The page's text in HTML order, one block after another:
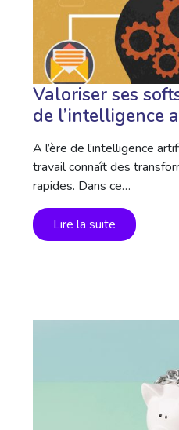
Valoriser ses
de l’intelligence
A l’ère de l’intelligence
travail connaît des
rapides. Dans ce…
Lire la suite